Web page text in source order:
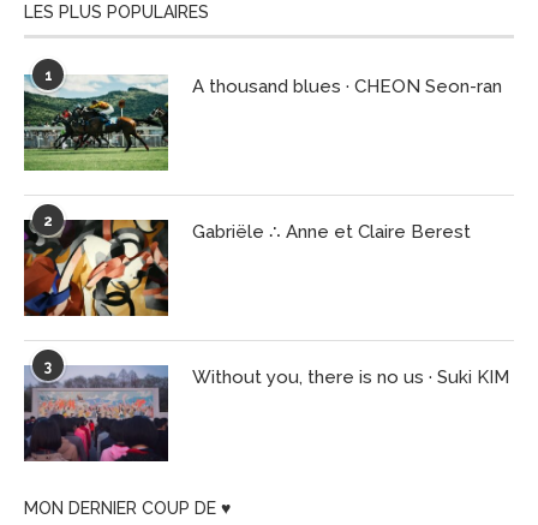
LES PLUS POPULAIRES
1 A thousand blues · CHEON Seon-ran
2 Gabriële ∴ Anne et Claire Berest
3 Without you, there is no us · Suki KIM
MON DERNIER COUP DE ♥